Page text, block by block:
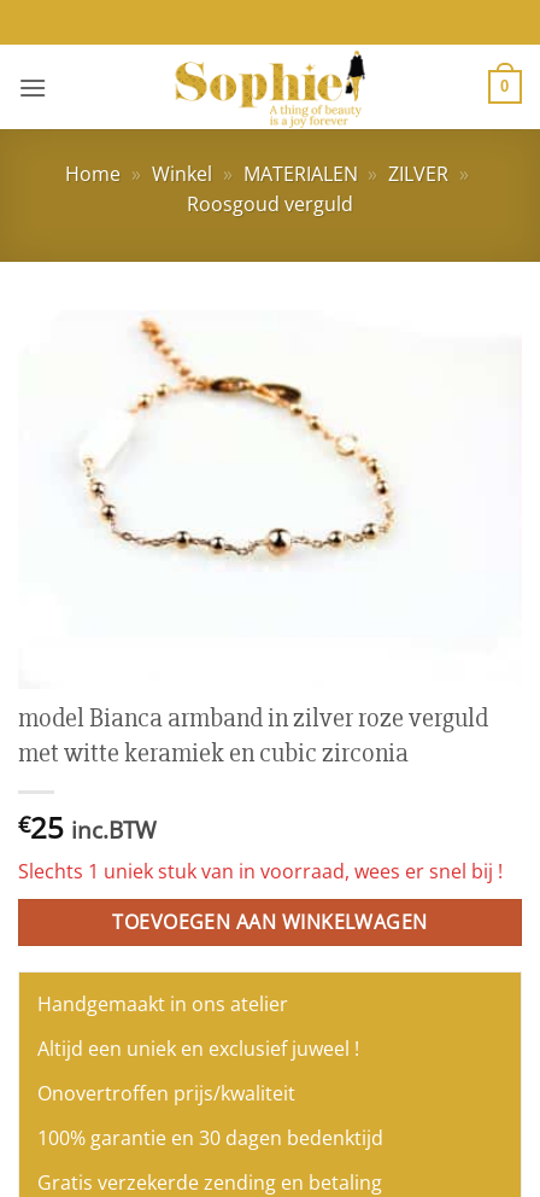
naar
inhoud
0
Home » Winkel » MATERIALEN » ZILVER »
Roosgoud verguld
model Bianca armband in zilver roze verguld
met witte keramiek en cubic zirconia
€25 inc.BTW
Slechts 1 uniek stuk van in voorraad, wees er snel bij !
TOEVOEGEN AAN WINKELWAGEN
Handgemaakt in ons atelier
Altijd een uniek en exclusief juweel !
Onovertroffen prijs/kwaliteit
100% garantie en 30 dagen bedenktijd
Gratis verzekerde zending en betaling